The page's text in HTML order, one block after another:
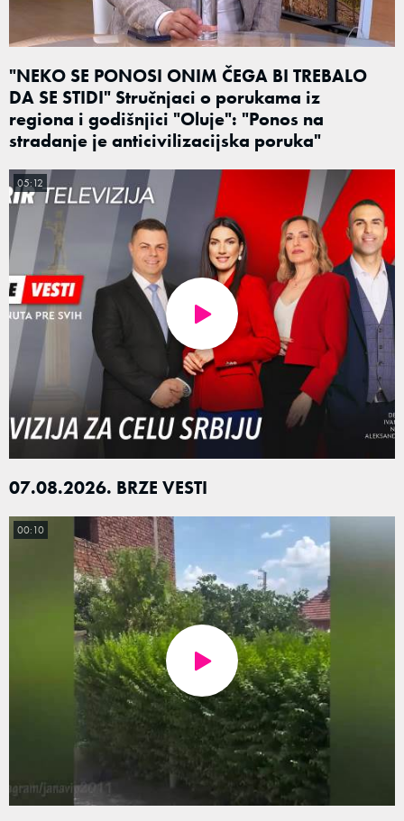
"NEKO SE PONOSI ONIM ČEGA BI TREBALO
DA SE STIDI" Stručnjaci o porukama iz
regiona i godišnjici "Oluje": "Ponos na
stradanje je anticivilizacijska poruka"
07.08.2026. BRZE VESTI
05:12
00:10